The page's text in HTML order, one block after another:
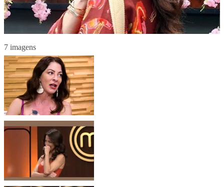
7 imagens